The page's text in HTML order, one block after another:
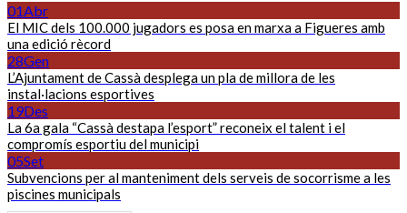
01Abr
El MIC dels 100.000 jugadors es posa en marxa a Figueres amb
una edició rècord
28Gen
L’Ajuntament de Cassà desplega un pla de millora de les
instal·lacions esportives
19Des
La 6a gala “Cassà destapa l’esport” reconeix el talent i el
compromís esportiu del municipi
05Set
Subvencions per al manteniment dels serveis de socorrisme a les
piscines municipals